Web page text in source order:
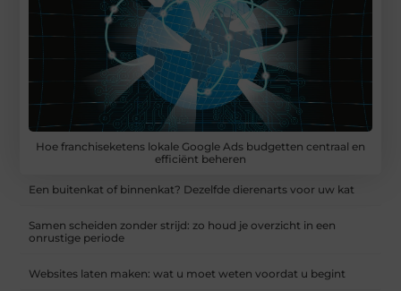
Hoe franchiseketens lokale Google Ads budgetten centraal en
efficiënt beheren
Een buitenkat of binnenkat? Dezelfde dierenarts voor uw kat
Samen scheiden zonder strijd: zo houd je overzicht in een
onrustige periode
Websites laten maken: wat u moet weten voordat u begint